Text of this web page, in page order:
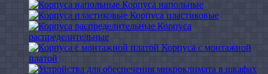
Корпуса напольные
Корпуса пластиковые
Корпуса
распределительные
Корпуса с монтажной
платой